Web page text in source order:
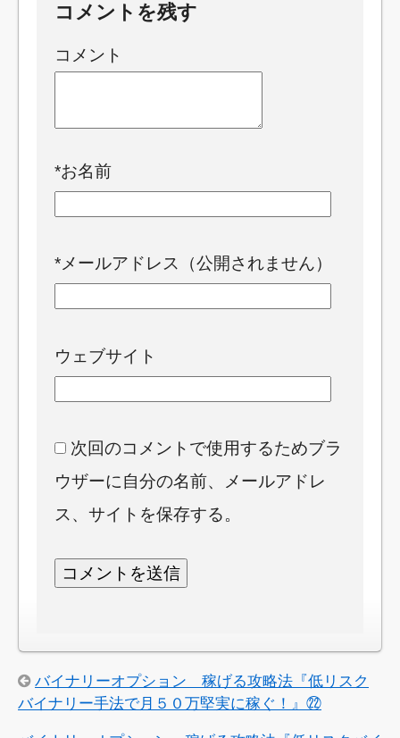
コメントを残す
コメント
*お名前
*メールアドレス（公開されません）
ウェブサイト
次回のコメントで使用するためブラ
ウザーに自分の名前、メールアドレ
ス、サイトを保存する。
バイナリーオプション 稼げる攻略法『低リスク
バイナリー手法で月５０万堅実に稼ぐ！』㉒